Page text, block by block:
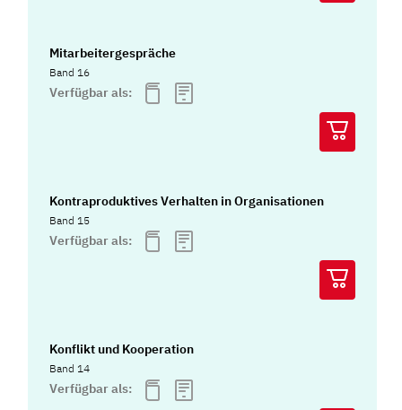
Mitarbeitergespräche
Band 16
Verfügbar als:
Kontraproduktives Verhalten in Organisationen
Band 15
Verfügbar als:
Konflikt und Kooperation
Band 14
Verfügbar als: